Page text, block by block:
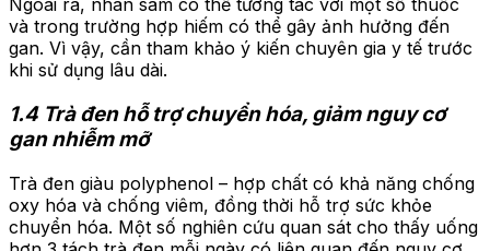
Ngoài ra, nhân sâm có thể tương tác với một số thuốc
và trong trường hợp hiếm có thể gây ảnh hưởng đến
gan. Vì vậy, cần tham khảo ý kiến chuyên gia y tế trước
khi sử dụng lâu dài.
1.4 Trà đen hỗ trợ chuyển hóa, giảm nguy cơ
gan nhiễm mỡ
Trà đen giàu polyphenol – hợp chất có khả năng chống
oxy hóa và chống viêm, đồng thời hỗ trợ sức khỏe
chuyển hóa. Một số nghiên cứu quan sát cho thấy uống